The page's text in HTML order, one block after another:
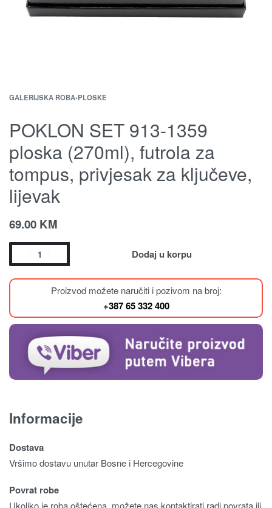
GALERIJSKA ROBA›PLOSKE
POKLON SET 913-1359
ploska (270ml), futrola za
tompus, privjesak za ključeve,
lijevak
69.00 KM
Dodaj u korpu
Proizvod možete naručiti i pozivom na broj:
+387 65 332 400
Informacije
Dostava
Vršimo dostavu unutar Bosne i Hercegovine
Povrat robe
Ukoliko je roba oštećena, možete nas kontaktirati radi povrata ili